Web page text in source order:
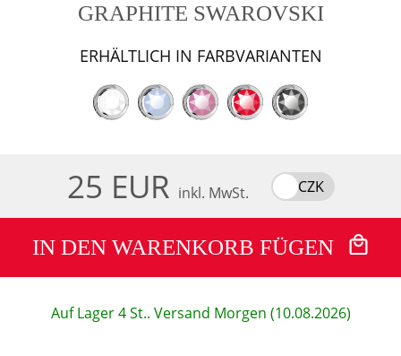
GRAPHITE SWAROVSKI
ERHÄLTLICH IN FARBVARIANTEN
25 EUR inkl. MwSt. CZK
IN DEN WARENKORB FÜGEN
Auf Lager 4 St.. Versand Morgen (10.08.2026)